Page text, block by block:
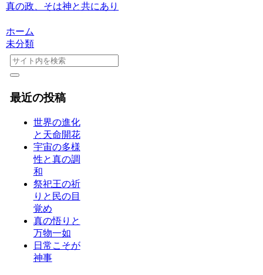
真の政、そは神と共にあり
ホーム
未分類
最近の投稿
世界の進化
と天命開花
宇宙の多様
性と真の調
和
祭祀王の祈
りと民の目
覚め
真の悟りと
万物一如
日常こそが
神事